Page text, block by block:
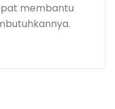
membantu